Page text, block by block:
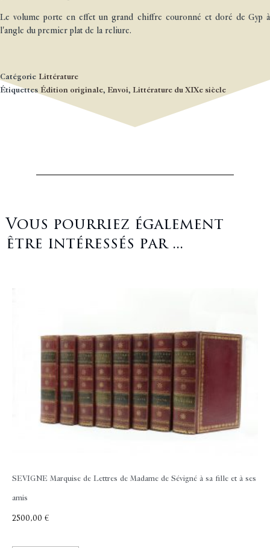
Le volume porte en effet un grand chiffre couronné et doré de Gyp à
l'angle du premier plat de la reliure.
Catégorie Littérature
Étiquettes Édition originale, Envoi, Littérature du XIXe siècle
Vous pourriez également
être intéressés par ...
SEVIGNE Marquise de Lettres de Madame de Sévigné à sa fille et à ses
amis
2500,00 €